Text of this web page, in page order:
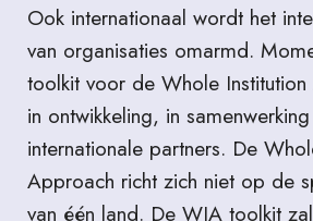
Ook internationaal wordt het
van organisaties omarmd.
toolkit voor de Whole
in ontwikkeling, in
internationale partners. De
Approach richt zich niet op de
van één land. De WIA toolkit